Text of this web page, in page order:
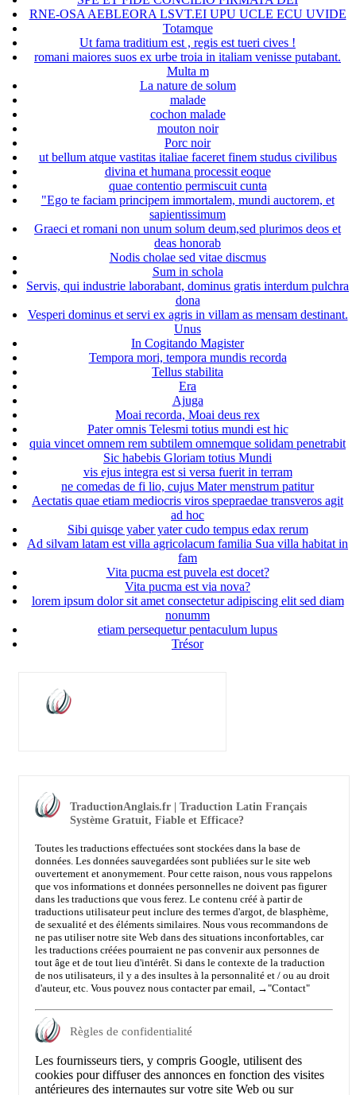
RNE-OSA AEBLEORA LSVT.EI UPU UCLE ECU UVIDE
Totamque
Ut fama traditium est , regis est tueri cives !
romani maiores suos ex urbe troia in italiam venisse putabant.
Multa m
La nature de solum
malade
cochon malade
mouton noir
Porc noir
ut bellum atque vastitas italiae faceret finem studus civilibus
divina et humana processit eoque
quae contentio permiscuit cunta
"Ego te faciam principem immortalem, mundi auctorem, et
sapientissimum
Graeci et romani non unum solum deum,sed plurimos deos et
deas honorab
Nodis cholae sed vitae discmus
Sum in schola
Servis, qui industrie laborabant, dominus gratis interdum pulchra
dona
Vesperi dominus et servi ex agris in villam as mensam destinant.
Unus
In Cogitando Magister
Tempora mori, tempora mundis recorda
Tellus stabilita
Era
Ajuga
Moai recorda, Moai deus rex
Pater omnis Telesmi totius mundi est hic
quia vincet omnem rem subtilem omnemque solidam penetrabit
Sic habebis Gloriam totius Mundi
vis ejus integra est si versa fuerit in terram
ne comedas de fi lio, cujus Mater menstrum patitur
Aectatis quae etiam mediocris viros spepraedae transveros agit
ad hoc
Sibi quisqe yaber yater cudo tempus edax rerum
Ad silvam latam est villa agricolacum familia Sua villa habitat in
fam
Vita pucma est puvela est docet?
Vita pucma est via nova?
lorem ipsum dolor sit amet consectetur adipiscing elit sed diam
nonumm
etiam persequetur pentaculum lupus
Trésor
TraductionAnglais.fr | Traduction Latin Français
Système Gratuit, Fiable et Efficace?
Toutes les traductions effectuées sont stockées dans la base de
données. Les données sauvegardées sont publiées sur le site web
ouvertement et anonymement. Pour cette raison, nous vous rappelons
que vos informations et données personnelles ne doivent pas figurer
dans les traductions que vous ferez. Le contenu créé à partir de
traductions utilisateur peut inclure des termes d'argot, de blasphème,
de sexualité et des éléments similaires. Nous vous recommandons de
ne pas utiliser notre site Web dans des situations inconfortables, car
les traductions créées pourraient ne pas convenir aux personnes de
tout âge et de tout lieu d'intérêt. Si dans le contexte de la traduction
de nos utilisateurs, il y a des insultes à la personnalité et / ou au droit
d'auteur, etc. Vous pouvez nous contacter par email, →"Contact"
Règles de confidentialité
Les fournisseurs tiers, y compris Google, utilisent des
cookies pour diffuser des annonces en fonction des visites
antérieures des internautes sur votre site Web ou sur